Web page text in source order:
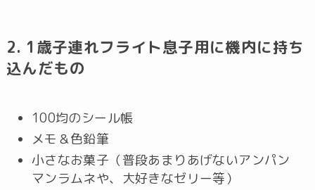
2. 1歳子連れフライト息子用に機内に持ち
込んだもの
100均のシール帳
メモ＆色鉛筆
小さなお菓子（普段あまりあげないアンパン
マンラムネや、大好きなゼリー等）